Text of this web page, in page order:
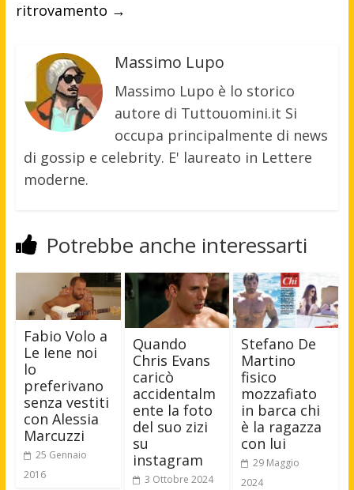
ritrovamento →
Massimo Lupo
Massimo Lupo è lo storico
autore di Tuttouomini.it Si
occupa principalmente di news
di gossip e celebrity. E' laureato in Lettere
moderne.
Potrebbe anche interessarti
Fabio Volo a
Le Iene noi
lo
preferivano
senza vestiti
con Alessia
Marcuzzi
25 Gennaio
2016
Quando
Chris Evans
caricò
accidentalm
ente la foto
del suo zizi
su
instagram
3 Ottobre 2024
Stefano De
Martino
fisico
mozzafiato
in barca chi
è la ragazza
con lui
29 Maggio
2024